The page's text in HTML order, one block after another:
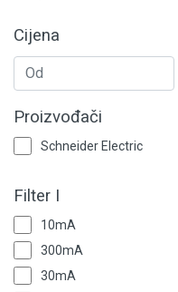
Mjerno-regulaciona oprema
RASPRODAJA
Rasvjeta
Tehnička hemija i kućni program
Videonadzor
Vijčana roba
Cijena
Proizvođači
Schneider Electric
Filter I
10mA
300mA
30mA